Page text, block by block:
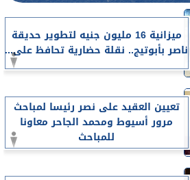
ميزانية 16 مليون جنيه لتطوير حديقة
ناصر بأبوتيج.. نقلة حضارية تحافظ على...
تعيين العقيد على نصر رئيسا لمباحث
مرور أسيوط ومحمد الجاحر معاونا
للمباحث